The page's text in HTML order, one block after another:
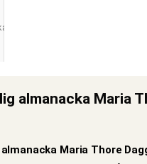
almanacka Maria
Maria Thore